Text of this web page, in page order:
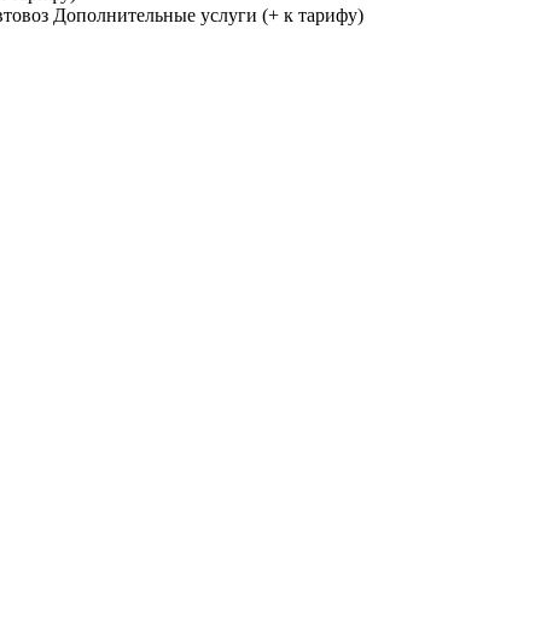
Дополнительные услуги (+ к тарифу)